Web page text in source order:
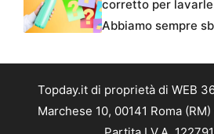
corretto per
Abbiamo sempre
Topday.it di proprietà di WEB
Marchese 10, 00141 Roma